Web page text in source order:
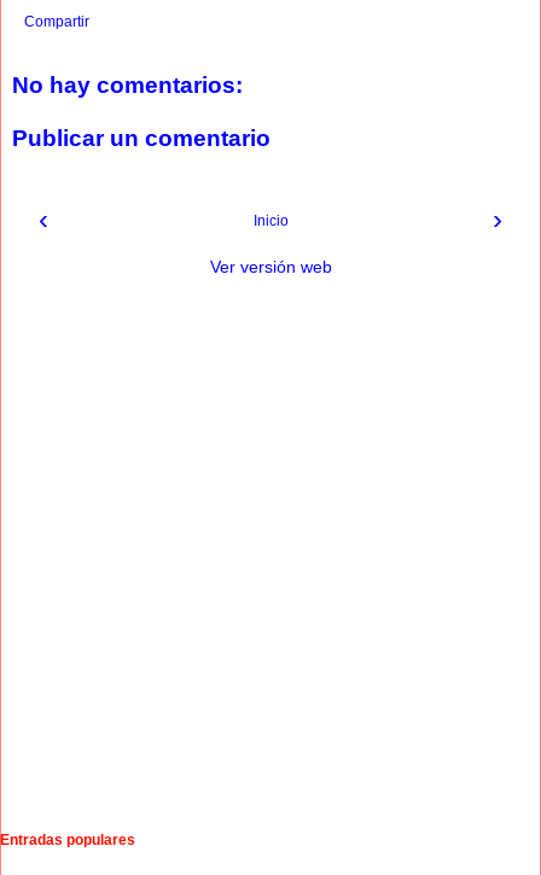
Compartir
No hay comentarios:
Publicar un comentario
‹ ›
Inicio
Ver versión web
Entradas populares